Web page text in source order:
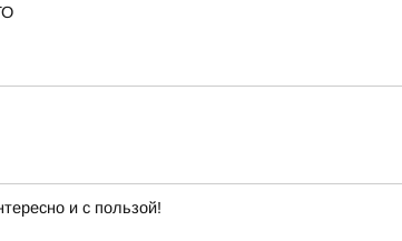
и с пользой!